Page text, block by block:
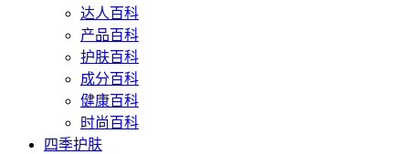
达人百科
产品百科
护肤百科
成分百科
健康百科
时尚百科
四季护肤